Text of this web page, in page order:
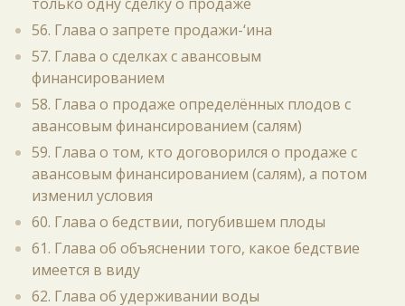
56. Глава о запрете продажи-‘ина
57. Глава о сделках с авансовым
финансированием
58. Глава о продаже определённых плодов с
авансовым финансированием (салям)
59. Глава о том, кто договорился о продаже с
авансовым финансированием (салям), а потом
изменил условия
60. Глава о бедствии, погубившем плоды
61. Глава об объяснении того, какое бедствие
имеется в виду
62. Глава об удерживании воды